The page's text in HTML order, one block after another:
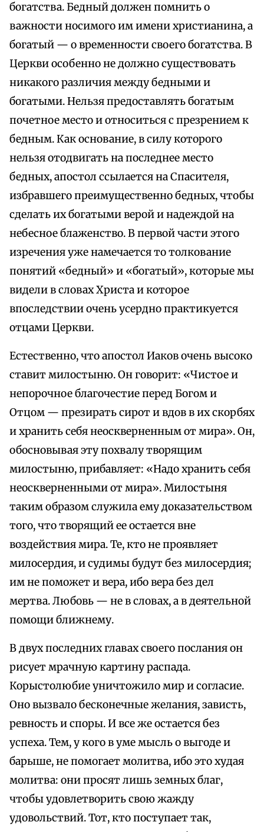
богатства. Бедный должен помнить о
важности носимого им имени христианина, а
богатый — о временности своего богатства. В
Церкви особенно не должно существовать
никакого различия между бедными и
богатыми. Нельзя предоставлять богатым
почетное место и относиться с презрением к
бедным. Как основание, в силу которого
нельзя отодвигать на последнее место
бедных, апостол ссылается на Спасителя,
избравшего преимущественно бедных, чтобы
сделать их богатыми верой и надеждой на
небесное блаженство. В первой части этого
изречения уже намечается то толкование
понятий «бедный» и «богатый», которые мы
видели в словах Христа и которое
впоследствии очень усердно практикуется
отцами Церкви.
Естественно, что апостол Иаков очень высоко
ставит милостыню. Он говорит: «Чистое и
непорочное благочестие перед Богом и
Отцом — презирать сирот и вдов в их скорбях
и хранить себя неоскверненным от мира». Он,
обосновывая эту похвалу творящим
милостыню, прибавляет: «Надо хранить себя
неоскверненными от мира». Милостыня
таким образом служила ему доказательством
того, что творящий ее остается вне
воздействия мира. Те, кто не проявляет
милосердия, и судимы будут без милосердия;
им не поможет и вера, ибо вера без дел
мертва. Любовь — не в словах, а в деятельной
помощи ближнему.
В двух последних главах своего послания он
рисует мрачную картину распада.
Корыстолюбие уничтожило мир и согласие.
Оно вызвало бесконечные желания, зависть,
ревность и споры. И все же остается без
успеха. Тем, у кого в уме мысль о выгоде и
барыше, не помогает молитва, ибо это худая
молитва: они просят лишь земных благ,
чтобы удовлетворить свою жажду
удовольствий. Тот, кто поступает так,